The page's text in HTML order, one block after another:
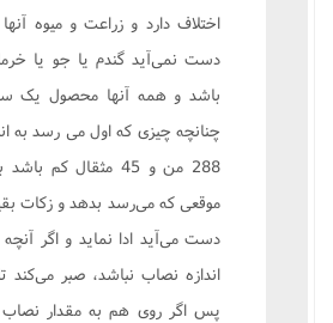
اختلاف دارد و زراعت و ميوه
دست نمى‌آيد گندم يا جو يا خرما
باشد و همه آنها محصول يک
چنانچه چيزى که اول مى رسد به
288 من و 45 مثقال کم
موقعى که مى‌رسد بدهد و زکات
دست مى‌آيد ادا نمايد و اگر
اندازه نصاب نباشد، صبر مى‌کند
پس اگر روى هم به مقدار